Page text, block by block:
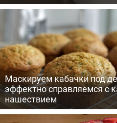
Маскируем кабачки под
эффектно справляемся с
нашествием